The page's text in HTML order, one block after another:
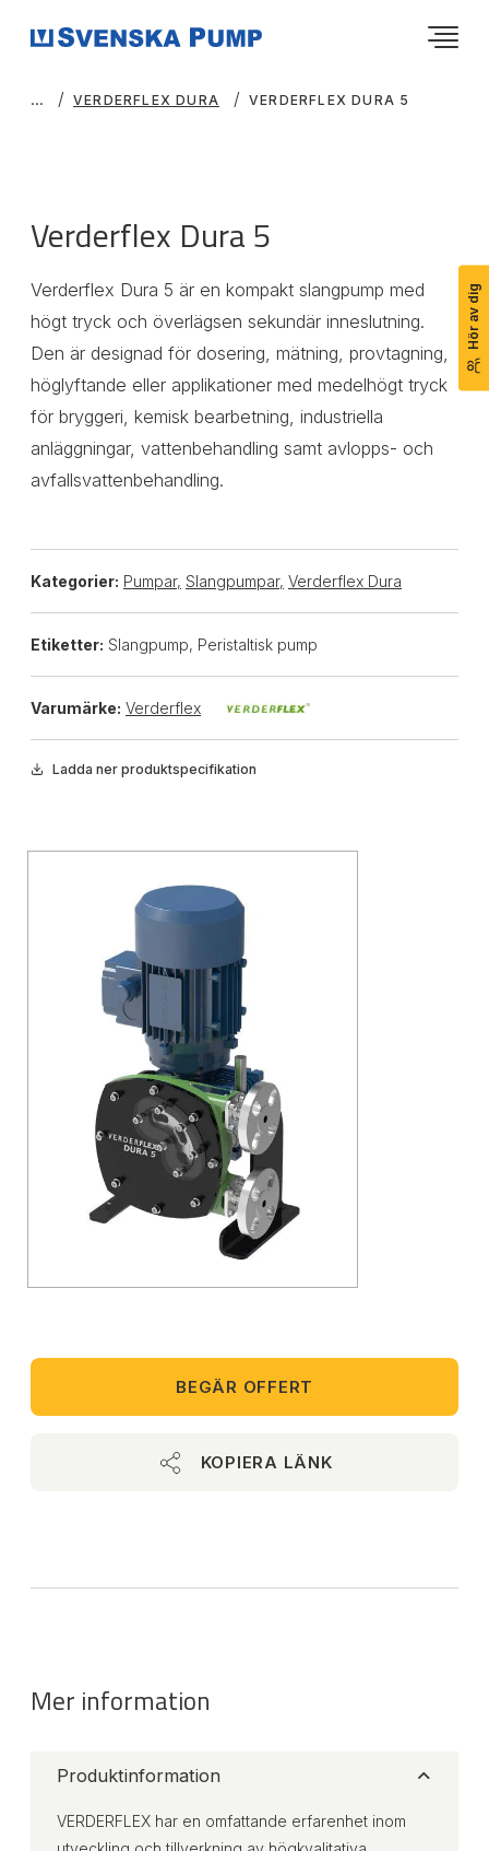
Hör av dig
VERDERFLEX DURA VERDERFLEX DURA 5
Verderflex Dura 5
Verderflex Dura 5 är en kompakt slangpump med
högt tryck och överlägsen sekundär inneslutning.
Den är designad för dosering, mätning, provtagning,
höglyftande eller applikationer med medelhögt tryck
för bryggeri, kemisk bearbetning, industriella
anläggningar, vattenbehandling samt avlopps- och
avfallsvattenbehandling.
Kategorier: Pumpar, Slangpumpar, Verderflex Dura
Etiketter: Slangpump, Peristaltisk pump
Varumärke: Verderflex
Ladda ner produktspecifikation
BEGÄR OFFERT
KOPIERA LÄNK
Mer information
Produktinformation
VERDERFLEX har en omfattande erfarenhet inom